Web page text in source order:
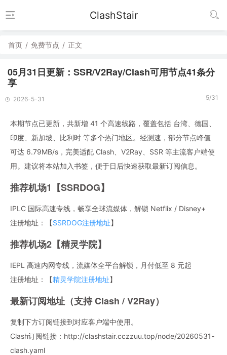
ClashStair
首页 / 免费节点 / 正文
05月31日更新：SSR/V2Ray/Clash可用节点41条分
享
2026-5-31 5/31
本期节点已更新，共新增 41 个高速线路，覆盖包括 台湾、德国、
印度、新加坡、比利时 等多个热门地区。经测速，部分节点峰值
可达 6.79MB/s，完美适配 Clash、V2Ray、SSR 等主流客户端使
用。建议将本站加入书签，便于日后快速获取最新订阅信息。
推荐机场1【SSRDOG】
IPLC 国际高速专线，畅享全球流媒体，解锁 Netflix / Disney+
注册地址：【SSRDOG注册地址】
推荐机场2【精灵学院】
IEPL 高速内网专线，流媒体全平台解锁，月付低至 8 元起
注册地址：【精灵学院注册地址】
最新订阅地址（支持 Clash / V2Ray）
复制下方订阅链接到对应客户端中使用。
Clash订阅链接：http://clashstair.cczzuu.top/node/20260531-
clash.yaml